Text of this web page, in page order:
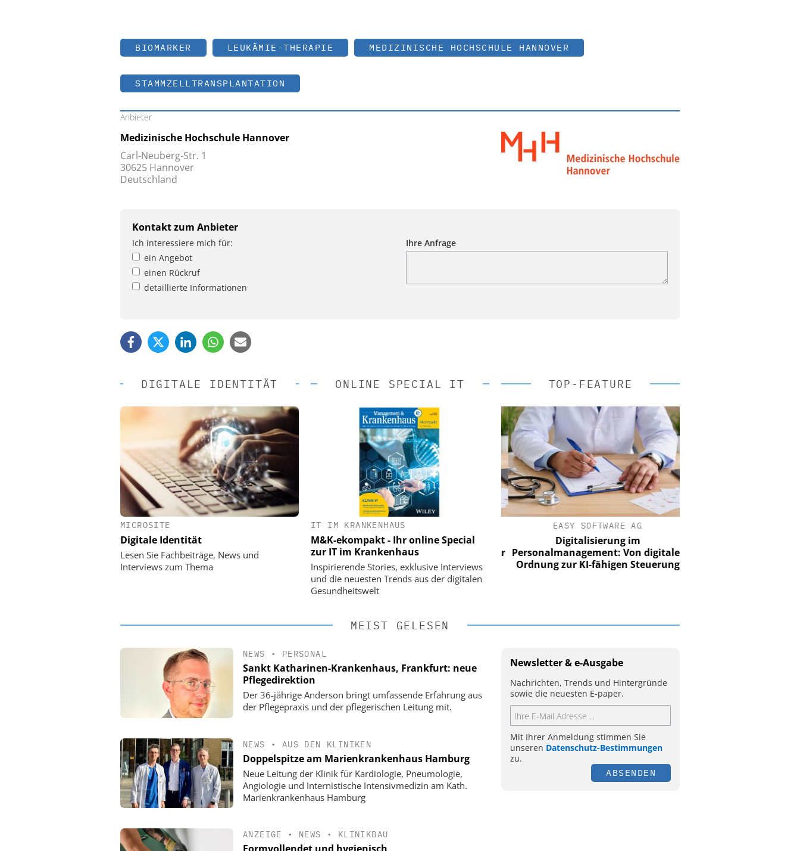
BIOMARKER LEUKÄMIE-THERAPIE MEDIZINISCHE HOCHSCHULE HANNOVER
STAMMZELLTRANSPLANTATION
Anbieter
Medizinische Hochschule Hannover
Carl-Neuberg-Str. 1
30625 Hannover
Deutschland
Kontakt zum Anbieter
Ich interessiere mich für:
ein Angebot
einen Rückruf
detaillierte Informationen
Ihre Anfrage
DIGITALE IDENTITÄT
MICROSITE
Digitale Identität
Lesen Sie Fachbeiträge, News und
Interviews zum Thema
ONLINE SPECIAL IT
IT IM KRANKENHAUS
M&K-ekompakt - Ihr online Special
zur IT im Krankenhaus
Inspirierende Stories, exklusive Interviews
und die neuesten Trends aus der digitalen
Gesundheitswelt
TOP-FEATURE
Digitalisierung im
Personalmanagement: Von digitaler
Ordnung zur KI-fähigen Steuerung
EASY SOFTWARE AG
Digitalisierung im
Personalmanagement: Von digitaler
Ordnung zur KI-fähigen Steuerung
EASY SOFTWARE AG
Digitalisierung im
Personalmanagement: Von digitaler
Ordnung zur KI-fähigen Steuerung
MEIST GELESEN
NEWS • PERSONAL
Sankt Katharinen-Krankenhaus, Frankfurt: neue
Pflegedirektion
Der 36-jährige Anderson bringt umfassende Erfahrung aus
der Pflegepraxis und der pflegerischen Leitung mit.
NEWS • AUS DEN KLINIKEN
Doppelspitze am Marienkrankenhaus Hamburg
Neue Leitung der Klinik für Kardiologie, Pneumologie,
Angiologie und Internistische Intensivmedizin am Kath.
Marienkrankenhaus Hamburg
ANZEIGE • NEWS • KLINIKBAU
Newsletter & e-Ausgabe
Nachrichten, Trends und Hintergründe
sowie die neuesten E-paper.
Mit Ihrer Anmeldung stimmen Sie
unseren Datenschutz-Bestimmungen
zu.
ABSENDEN